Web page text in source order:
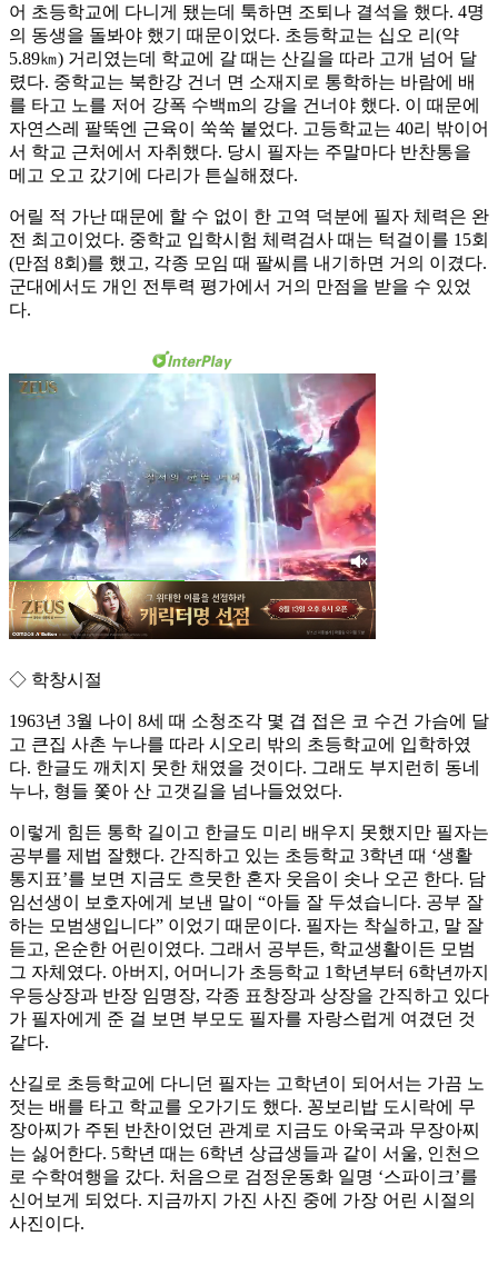
어 초등학교에 다니게 됐는데 툭하면 조퇴나 결석을 했다. 4명
의 동생을 돌봐야 했기 때문이었다. 초등학교는 십오 리(약
5.89㎞) 거리였는데 학교에 갈 때는 산길을 따라 고개 넘어 달
렸다. 중학교는 북한강 건너 면 소재지로 통학하는 바람에 배
를 타고 노를 저어 강폭 수백m의 강을 건너야 했다. 이 때문에
자연스레 팔뚝엔 근육이 쑥쑥 붙었다. 고등학교는 40리 밖이어
서 학교 근처에서 자취했다. 당시 필자는 주말마다 반찬통을
메고 오고 갔기에 다리가 튼실해졌다.
어릴 적 가난 때문에 할 수 없이 한 고역 덕분에 필자 체력은 완
전 최고이었다. 중학교 입학시험 체력검사 때는 턱걸이를 15회
(만점 8회)를 했고, 각종 모임 때 팔씨름 내기하면 거의 이겼다.
군대에서도 개인 전투력 평가에서 거의 만점을 받을 수 있었
다.
◇ 학창시절
1963년 3월 나이 8세 때 소청조각 몇 겹 접은 코 수건 가슴에 달
고 큰집 사촌 누나를 따라 시오리 밖의 초등학교에 입학하였
다. 한글도 깨치지 못한 채였을 것이다. 그래도 부지런히 동네
누나, 형들 쫓아 산 고갯길을 넘나들었었다.
이렇게 힘든 통학 길이고 한글도 미리 배우지 못했지만 필자는
공부를 제법 잘했다. 간직하고 있는 초등학교 3학년 때 ‘생활
통지표’를 보면 지금도 흐뭇한 혼자 웃음이 솟나 오곤 한다. 담
임선생이 보호자에게 보낸 말이 “아들 잘 두셨습니다. 공부 잘
하는 모범생입니다” 이었기 때문이다. 필자는 착실하고, 말 잘
듣고, 온순한 어린이였다. 그래서 공부든, 학교생활이든 모범
그 자체였다. 아버지, 어머니가 초등학교 1학년부터 6학년까지
우등상장과 반장 임명장, 각종 표창장과 상장을 간직하고 있다
가 필자에게 준 걸 보면 부모도 필자를 자랑스럽게 여겼던 것
같다.
산길로 초등학교에 다니던 필자는 고학년이 되어서는 가끔 노
젓는 배를 타고 학교를 오가기도 했다. 꽁보리밥 도시락에 무
장아찌가 주된 반찬이었던 관계로 지금도 아욱국과 무장아찌
는 싫어한다. 5학년 때는 6학년 상급생들과 같이 서울, 인천으
로 수학여행을 갔다. 처음으로 검정운동화 일명 ‘스파이크’를
신어보게 되었다. 지금까지 가진 사진 중에 가장 어린 시절의
사진이다.